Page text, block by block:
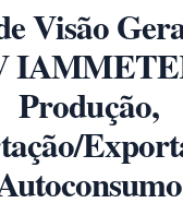
de potência WiFi
Cloud Pro
de hospedagem própria
Visão
Produção,